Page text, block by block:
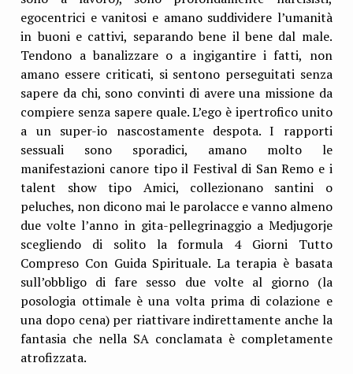
egocentrici e vanitosi e amano suddividere l’umanità
in buoni e cattivi, separando bene il bene dal male.
Tendono a banalizzare o a ingigantire i fatti, non
amano essere criticati, si sentono perseguitati senza
sapere da chi, sono convinti di avere una missione da
compiere senza sapere quale. L’ego è ipertrofico unito
a un super-io nascostamente despota. I rapporti
sessuali sono sporadici, amano molto le
manifestazioni canore tipo il Festival di San Remo e i
talent show tipo Amici, collezionano santini o
peluches, non dicono mai le parolacce e vanno almeno
due volte l’anno in gita-pellegrinaggio a Medjugorje
scegliendo di solito la formula 4 Giorni Tutto
Compreso Con Guida Spirituale. La terapia è basata
sull’obbligo di fare sesso due volte al giorno (la
posologia ottimale è una volta prima di colazione e
una dopo cena) per riattivare indirettamente anche la
fantasia che nella SA conclamata è completamente
atrofizzata.